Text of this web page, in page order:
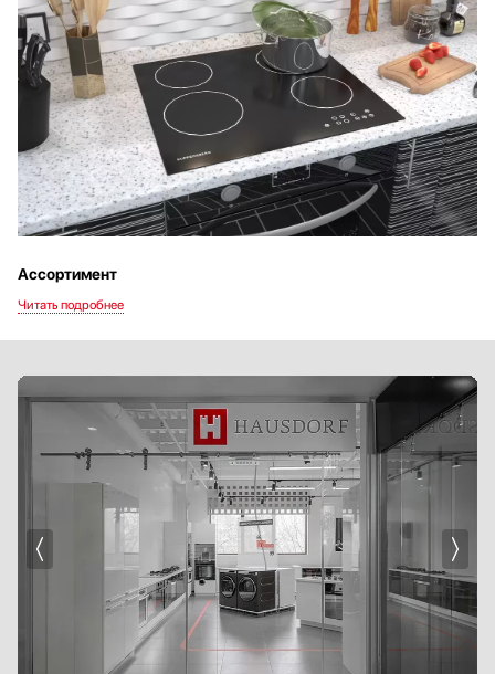
Ассортимент
В каталогах интернет-бутика элитной бытовой техники «Хаусдорф»
варочные панели Купперсберг. Размеры вашей кухни, состав семьи, бытовые
конфорок. Мы предлагаем модели с независимым подключением:
Двухконфорочные с возможностью встраивания в дизайне «Домино».
Практичные трехконфорочные с поверхностью из стеклокерамики.
Четырехконфорочные — самые востребованные, с наибольшим числом
полезных функций.
Пятиконфорочные — большие модели шириной до 92 см для просторной
Функции и возможности
Устройства с подключением к электричеству отличает безопасность в работе,
защита от перегрузки и перелива. Гладкая эстетичная стеклокерамическая
поверхность SCHOTT CERAN, электронное сенсорное слайдерное управление
смотрятся очень стильно. Кроме изделий обычного черного цвета, вы можете
выбрать и купить панель эффектного белого, бежевого и бронзового тонов.